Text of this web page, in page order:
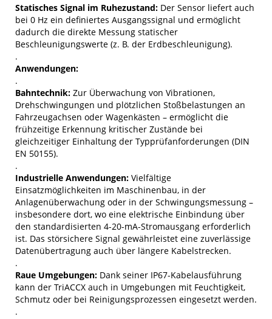
Statisches Signal im Ruhezustand: Der Sensor liefert auch
bei 0 Hz ein definiertes Ausgangssignal und ermöglicht
dadurch die direkte Messung statischer
Beschleunigungswerte (z. B. der Erdbeschleunigung).
.
Anwendungen:
.
Bahntechnik: Zur Überwachung von Vibrationen,
Drehschwingungen und plötzlichen Stoßbelastungen an
Fahrzeugachsen oder Wagenkästen – ermöglicht die
frühzeitige Erkennung kritischer Zustände bei
gleichzeitiger Einhaltung der Typprüfanforderungen (DIN
EN 50155).
.
Industrielle Anwendungen: Vielfältige
Einsatzmöglichkeiten im Maschinenbau, in der
Anlagenüberwachung oder in der Schwingungsmessung –
insbesondere dort, wo eine elektrische Einbindung über
den standardisierten 4-20-mA-Stromausgang erforderlich
ist. Das störsichere Signal gewährleistet eine zuverlässige
Datenübertragung auch über längere Kabelstrecken.
.
Raue Umgebungen: Dank seiner IP67-Kabelausführung
kann der TriACCX auch in Umgebungen mit Feuchtigkeit,
Schmutz oder bei Reinigungsprozessen eingesetzt werden.
.